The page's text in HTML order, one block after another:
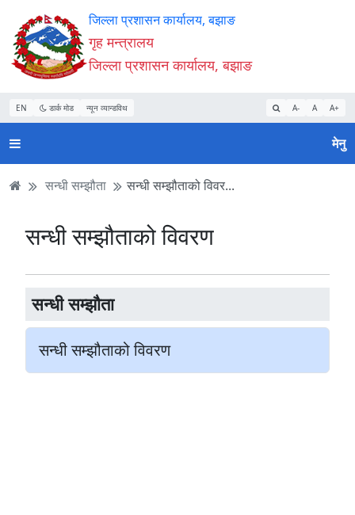
Accessibility
Mode
सुरु
गर्नुहोस्
सामाग्री
पढ्नुहाेस्
नेभिगेसन
पढ्नुहाेस्
वेबसाइट
खोजमा
जानुहोस्
जिल्ला प्रशासन कार्यालय, बझाङ
गृह मन्त्रालय
जिल्ला प्रशासन कार्यालय, बझाङ
EN डार्क मोड न्यून व्यान्डविथ A- A A+
मेनु
सन्धी सम्झौता सन्धी सम्झौताको विवर...
सन्धी सम्झौता
सन्धी सम्झौताको विवरण
सन्धी सम्झौताको विवरण